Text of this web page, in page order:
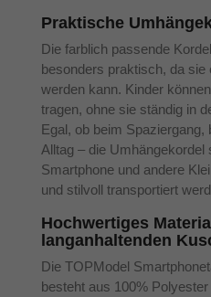
Praktische
Die farblich passende
besonders praktisch, da sie
werden kann. Kinder
tragen, ohne sie ständig in
Egal, ob beim Spaziergang,
Alltag – die Umhängekordel
Smartphone und andere
und stilvoll transportiert
Hochwertiges
langanhaltenden
Die TOPModel
besteht aus 100%